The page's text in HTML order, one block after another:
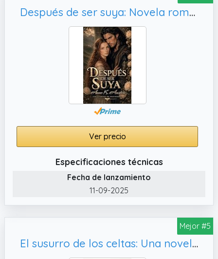
Después de ser suya: Novela romántica histórica en Escocia (Los Cuervos de Perthshire nº 2)
Ver precio
Especificaciones técnicas
Fecha de lanzamiento
11-09-2025
Mejor #5
El susurro de los celtas: Una novela histórica romántica en los tiempos de Hispania